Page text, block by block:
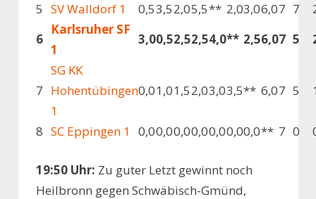
5 SV Walldorf 1 0,53,52,05,5** 2,03,06,07 7
6
Karlsruher SF
1
3,00,52,52,54,0** 2,56,07 5
7
SG KK
Hohentübingen
1
0,01,01,52,03,03,5** 6,07 5
8 SC Eppingen 1 0,00,00,00,00,00,00,0** 7 0
19:50 Uhr: Zu guter Letzt gewinnt noch
Heilbronn gegen Schwäbisch-Gmünd,